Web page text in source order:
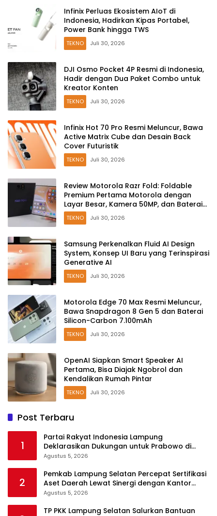
Infinix Perluas Ekosistem AIoT di
Indonesia, Hadirkan Kipas Portabel,
Power Bank hingga TWS
TEKNO Juli 30, 2026
DJI Osmo Pocket 4P Resmi di Indonesia,
Hadir dengan Dua Paket Combo untuk
Kreator Konten
TEKNO Juli 30, 2026
Infinix Hot 70 Pro Resmi Meluncur, Bawa
Active Matrix Cube dan Desain Back
Cover Futuristik
TEKNO Juli 30, 2026
Review Motorola Razr Fold: Foldable
Premium Pertama Motorola dengan
Layar Besar, Kamera 50MP, dan Baterai
6000mAh
TEKNO Juli 30, 2026
Samsung Perkenalkan Fluid AI Design
System, Konsep UI Baru yang Terinspirasi
Generative AI
TEKNO Juli 30, 2026
Motorola Edge 70 Max Resmi Meluncur,
Bawa Snapdragon 8 Gen 5 dan Baterai
Silicon-Carbon 7.100mAh
TEKNO Juli 30, 2026
OpenAI Siapkan Smart Speaker AI
Pertama, Bisa Diajak Ngobrol dan
Kendalikan Rumah Pintar
TEKNO Juli 30, 2026
Post Terbaru
1
Partai Rakyat Indonesia Lampung
Deklarasikan Dukungan untuk Prabowo di
Pilpres 2029
Agustus 5, 2026
2
Pemkab Lampung Selatan Percepat Sertifikasi
Aset Daerah Lewat Sinergi dengan Kantor
Pertanahan
Agustus 5, 2026
TP PKK Lampung Selatan Salurkan Bantuan